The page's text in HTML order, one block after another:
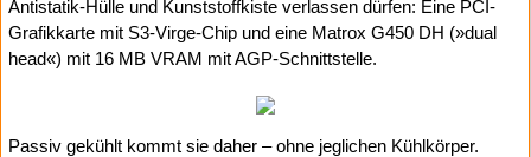
Antistatik-Hülle und Kunststoffkiste verlassen dürfen: Eine PCI-
Grafikkarte mit S3-Virge-Chip und eine Matrox G450 DH (»dual
head«) mit 16 MB VRAM mit AGP-Schnittstelle.
Passiv gekühlt kommt sie daher – ohne jeglichen Kühlkörper.